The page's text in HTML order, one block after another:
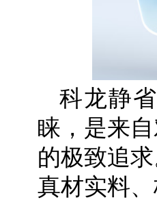
科龙静
睐，是来
的极致追
真材实料